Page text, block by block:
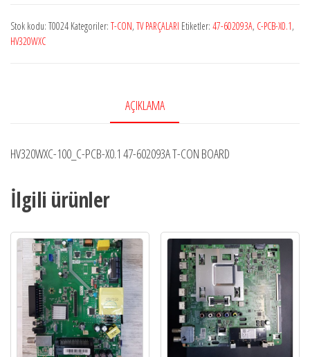
BOARD
T-
Stok kodu: T0024 Kategoriler: T-CON, TV PARÇALARI Etiketler: 47-602093A, C-PCB-X0.1,
HV320WXC
AÇIKLAMA
HV320WXC-100_C-PCB-X0.1 47-602093A T-CON BOARD
İlgili ürünler